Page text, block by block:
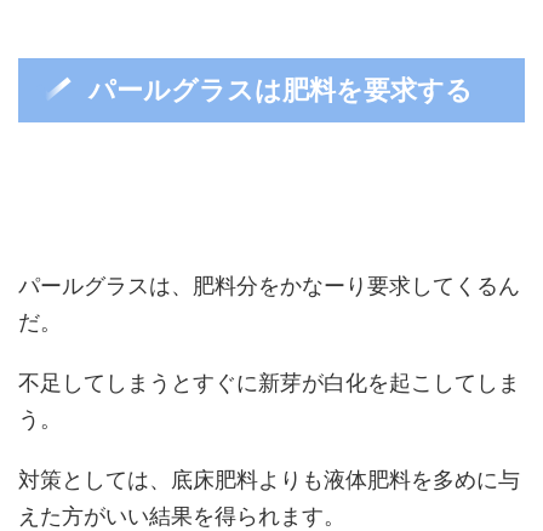
パールグラスは肥料を要求する
パールグラスは、肥料分をかなーり要求してくるん
だ。
不足してしまうとすぐに新芽が白化を起こしてしま
う。
対策としては、底床肥料よりも液体肥料を多めに与
えた方がいい結果を得られます。